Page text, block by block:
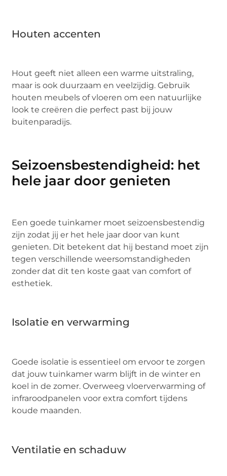
Houten accenten
Hout geeft niet alleen een warme uitstraling,
maar is ook duurzaam en veelzijdig. Gebruik
houten meubels of vloeren om een natuurlijke
look te creëren die perfect past bij jouw
buitenparadijs.
Seizoensbestendigheid: het
hele jaar door genieten
Een goede tuinkamer moet seizoensbestendig
zijn zodat jij er het hele jaar door van kunt
genieten. Dit betekent dat hij bestand moet zijn
tegen verschillende weersomstandigheden
zonder dat dit ten koste gaat van comfort of
esthetiek.
Isolatie en verwarming
Goede isolatie is essentieel om ervoor te zorgen
dat jouw tuinkamer warm blijft in de winter en
koel in de zomer. Overweeg vloerverwarming of
infraroodpanelen voor extra comfort tijdens
koude maanden.
Ventilatie en schaduw